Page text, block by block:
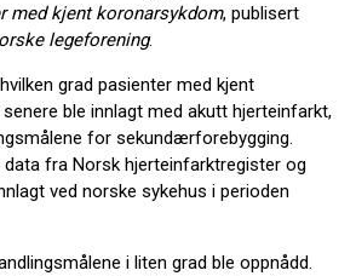
med kjent koronarsykdom, publisert
legeforening.
grad pasienter med kjent
ble innlagt med akutt hjerteinfarkt,
for sekundærforebygging.
fra Norsk hjerteinfarktregister og
ved norske sykehus i perioden
i liten grad ble oppnådd.